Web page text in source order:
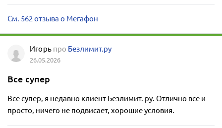
См. 562 отзыва о Мегафон
Игорь про Безлимит.ру
26.05.2026
Все супер
Все супер, я недавно клиент Безлимит. ру. Отлично все и
просто, ничего не подвисает, хорошие условия.